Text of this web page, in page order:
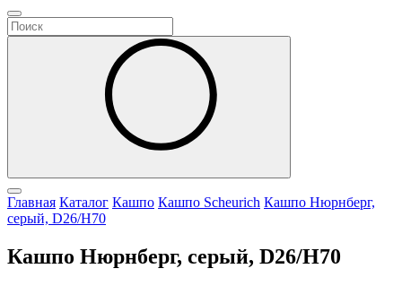
Главная Каталог Кашпо Кашпо Scheurich Кашпо Нюрнберг,
серый, D26/H70
Кашпо Нюрнберг, серый, D26/H70